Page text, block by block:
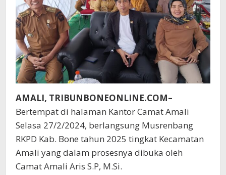
AMALI, TRIBUNBONEONLINE.COM–
Bertempat di halaman Kantor Camat Amali
Selasa 27/2/2024, berlangsung Musrenbang
RKPD Kab. Bone tahun 2025 tingkat Kecamatan
Amali yang dalam prosesnya dibuka oleh
Camat Amali Aris S.P, M.Si.